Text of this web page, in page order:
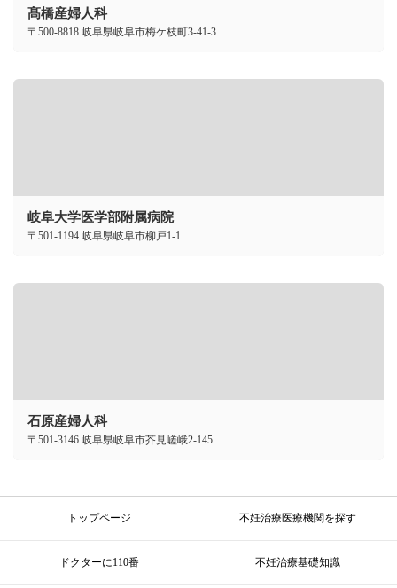
髙橋産婦人科
〒500-8818 岐阜県岐阜市梅ケ枝町3-41-3
岐阜大学医学部附属病院
〒501-1194 岐阜県岐阜市柳戸1-1
石原産婦人科
〒501-3146 岐阜県岐阜市芥見嵯峨2-145
トップページ 不妊治療医療機関を探す
ドクターに110番 不妊治療基礎知識